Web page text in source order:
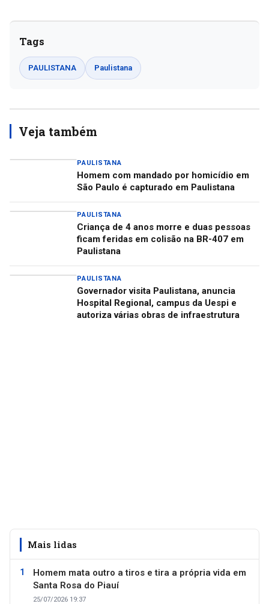
Tags
PAULISTANA Paulistana
Veja também
PAULISTANA
Homem com mandado por homicídio em
São Paulo é capturado em Paulistana
PAULISTANA
Criança de 4 anos morre e duas pessoas
ficam feridas em colisão na BR-407 em
Paulistana
PAULISTANA
Governador visita Paulistana, anuncia
Hospital Regional, campus da Uespi e
autoriza várias obras de infraestrutura
Mais lidas
Homem mata outro a tiros e tira a própria vida em
Santa Rosa do Piauí
25/07/2026 19:37